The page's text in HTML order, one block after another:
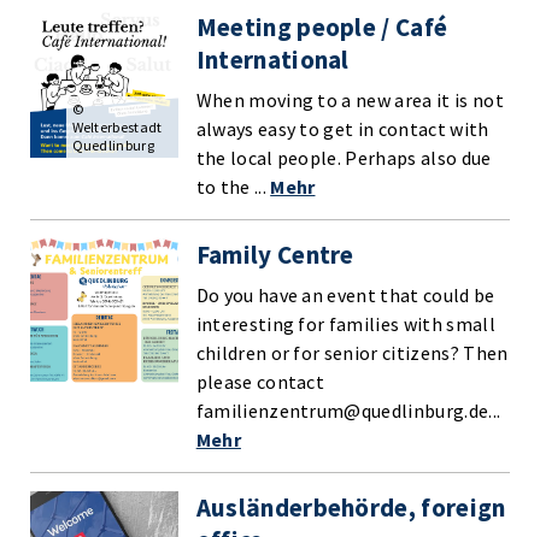
Meeting people / Café
International
When moving to a new area it is not
always easy to get in contact with
the local people. Perhaps also due
to the ... Mehr
©
Welterbestadt
Quedlinburg
Family Centre
Do you have an event that could be
interesting for families with small
children or for senior citizens? Then
please contact
familienzentrum@quedlinburg.de...
Mehr
Ausländerbehörde, foreign